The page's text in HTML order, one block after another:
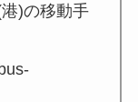
)の移動手